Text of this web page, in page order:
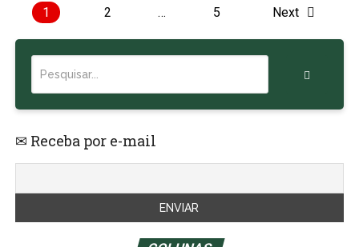
1 2 … 5 Next
✉ Receba por e-mail